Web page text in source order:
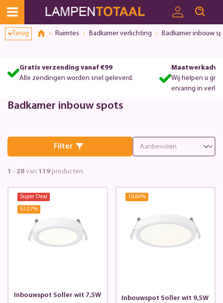
Terug Ruimtes Badkamer verlichting Badkamer inbouw
Gratis verzending vanaf €99
Alle zendingen worden snel geleverd.
Wij helpen u
ervaring in
Badkamer inbouw spots
Filter
1 - 28 van 119 producten
Super Deal
52.27%
Inbouwspot Soller wit 7,5W
10.66%
Inbouwspot Soller wit 9,5W